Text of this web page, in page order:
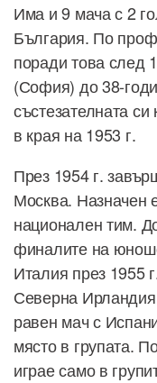
Има и 9 мача с 2
България. По
поради това след
(София) до 38-
състезателната
в края на 1953 г.
През 1954 г.
Москва. Назначен
национален тим.
финалите на
Италия през 1955
Северна
равен мач с
място в групата.
играе само в